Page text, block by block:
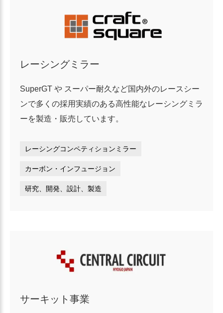
レーシングミラー
SuperGT や スーパー耐久など国内外のレースシー
ンで多くの採用実績のある高性能なレーシングミラ
ーを製造・販売しています。
レーシングコンペティションミラー
カーボン・インフュージョン
研究、開発、設計、製造
サーキット事業